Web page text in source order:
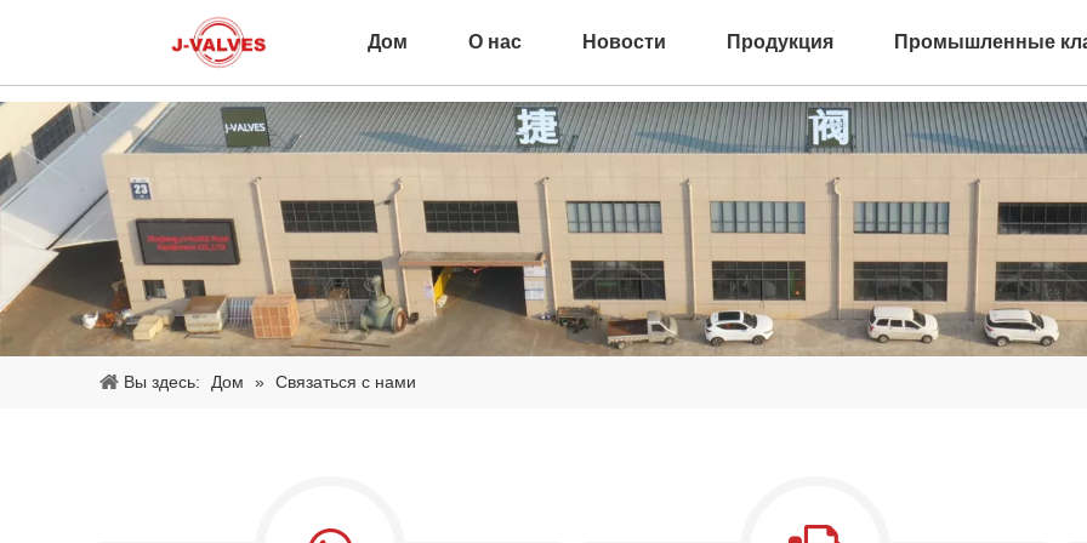
Дом О нас Новости Продукция Промышленные
Вы здесь: Дом » Связаться с нами